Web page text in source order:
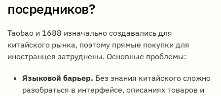
посредников?
Taobao и 1688 изначально создавались для
китайского рынка, поэтому прямые покупки для
иностранцев затруднены. Основные проблемы:
Языковой барьер. Без знания китайского сложно
разобраться в интерфейсе, описаниях товаров и